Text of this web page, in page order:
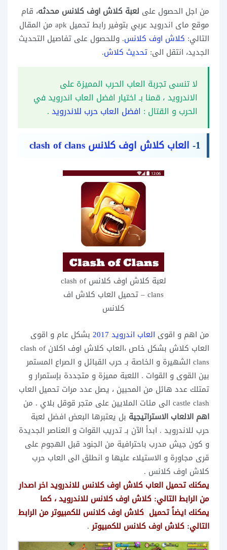
من اجل الحصول على لعبة كلاش اوف كلانس محدثه، قام
موقع ماى اندرويد عربي بتوفير رابط تحميل apk من المقال
التالي: كلاش اوف كلانس. وللحصول على تفاصيل التحديث
الجديد، انتقل الى: تحديث كلاش.
لا تنسى تجربة العاب الحرب المميزة على
الاندرويد ، قمنا بـ اختيار افضل العاب اندرويد في
الحرب و القتال : افضل العاب حرب للاندرويد.
1- العاب كلاش اوف كلانس clash of clans
لعبة كلاش اوف كلانس clash of
clans – تحميل العاب كلاش اف
كلانس
من اهم و اقوى العاب اندرويد 2017
بشكل عام و اقوى
العاب كلاش بشكل خاص ،العاب كلاش اوف اكلان clash of
clans الشهيرة و الخاصة بـ حرب القبائل و الصراع المستمر
بين القوى و القوات . اللعبة مميزة و متجددة بإستمرار و
تمتلك عدد هائل من المحبين ، يصل عدد مرات تحميل العاب
castle clash الى مئات الملايين على متجر قوقل بلاي . من
اهم الالعاب الاستراتيجية بل يعتبرها البعض افضل لعبة
حرب للاندرويد . ابدأ الآن بـ تدريب القوات و العناصر الجديدة
و كون جيش مدرب باحترافية من الجنود قبل الهجوم على
قرى مجاورة و الاستيلاء عليها و انطلق الى العاب حرب
كلاش اوف كلانس .
يمكنك تحميل العاب كلاش اوف كلانس للاندرويد اخر اصدار
من الرابط التالي: كلاش اوف كلانس للاندرويد، كما
يمكنك ايضاً تحميل كلاش اوف كلانس للكمبيوتر من الرابط
التالي: كلاش اوف كلانس للكمبيوتر .